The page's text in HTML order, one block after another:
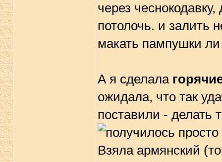
через
потолочь. и залить
макать пампушки
А я сделала
ожидала, что так
поставили - делать
Взяла армянский